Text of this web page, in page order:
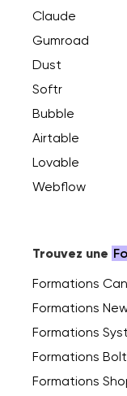
Claude
Gumroad
Dust
Softr
Bubble
Airtable
Lovable
Webflow
Trouvez une
Formations
Formations
Formations
Formations Bolt
Formations